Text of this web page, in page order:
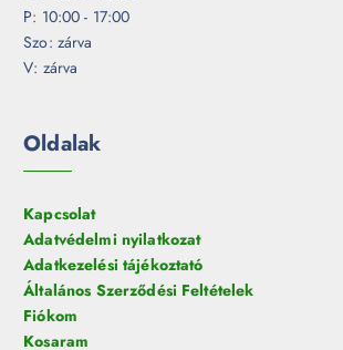
P: 10:00 - 17:00
Szo: zárva
V: zárva
Oldalak
Kapcsolat
Adatvédelmi nyilatkozat
Adatkezelési tájékoztató
Általános Szerződési Feltételek
Fiókom
Kosaram